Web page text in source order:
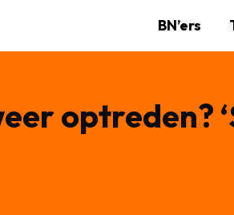
BN’ers
optreden?